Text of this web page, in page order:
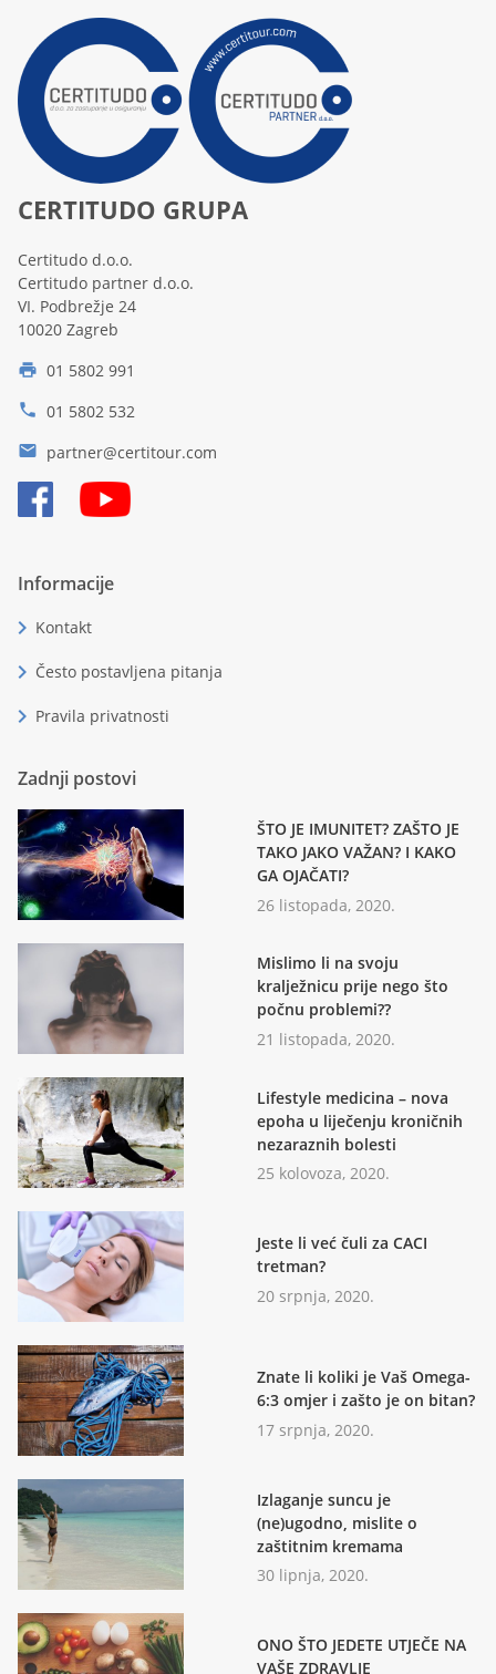
CERTITUDO GRUPA
Certitudo d.o.o.
Certitudo partner d.o.o.
VI. Podbrežje 24
10020 Zagreb
print 01 5802 991
phone 01 5802 532
email partner@certitour.com
Informacije
chevron_right Kontakt
chevron_right Često postavljena pitanja
chevron_right Pravila privatnosti
Zadnji postovi
ŠTO JE IMUNITET? ZAŠTO JE
TAKO JAKO VAŽAN? I KAKO
GA OJAČATI?
26 listopada, 2020.
Mislimo li na svoju
kralježnicu prije nego što
počnu problemi??
21 listopada, 2020.
Lifestyle medicina – nova
epoha u liječenju kroničnih
nezaraznih bolesti
25 kolovoza, 2020.
Jeste li već čuli za CACI
tretman?
20 srpnja, 2020.
Znate li koliki je Vaš Omega-
6:3 omjer i zašto je on bitan?
17 srpnja, 2020.
Izlaganje suncu je
(ne)ugodno, mislite o
zaštitnim kremama
30 lipnja, 2020.
ONO ŠTO JEDETE UTJEČE NA
VAŠE ZDRAVLJE